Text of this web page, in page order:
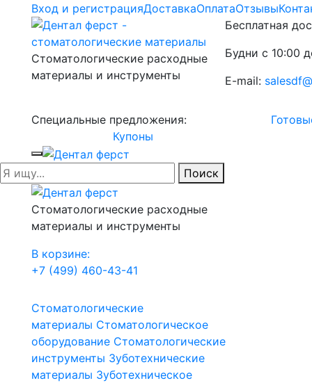
Вход и регистрацияДоставкаОплатаОтзывы
Стоматологические расходные
материалы и инструменты
Бесплатная
Будни с 10:00
E-mail:
Специальные предложения:
Купоны
Поиск
Стоматологические расходные
материалы и инструменты
В корзине:
+7 (499) 460-43-41
Стоматологические
материалы Стоматологическое
оборудование Стоматологические
инструменты Зуботехнические
материалы Зуботехническое